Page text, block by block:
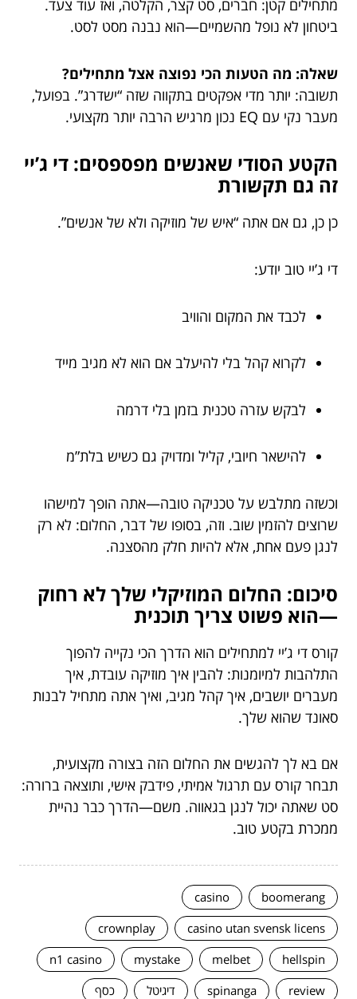
מתחילים קטן: חברים, סט קצר, הקלטה, ואז עוד צעד.
ביטחון לא נופל מהשמיים—הוא נבנה מסט לסט.
שאלה: מה הטעות הכי נפוצה אצל מתחילים?
תשובה: יותר מדי אפקטים בתקווה שזה “ישדרג”. בפועל,
מעבר נקי עם EQ נכון מרגיש הרבה יותר מקצועי.
הקטע הסודי שאנשים מפספסים: די ג’יי
זה גם תקשורת
כן כן, גם אם אתה “איש של מוזיקה ולא של אנשים”.
די ג’יי טוב יודע:
לכבד את המקום והוויב
לקרוא קהל בלי להיעלב אם הוא לא מגיב מייד
לבקש עזרה טכנית בזמן בלי דרמה
להישאר חיובי, קליל ומדויק גם כשיש בלת”מ
וכשזה מתלבש על טכניקה טובה—אתה הופך למישהו
שרוצים להזמין שוב. וזה, בסופו של דבר, החלום: לא רק
לנגן פעם אחת, אלא להיות חלק מהסצנה.
סיכום: החלום המוזיקלי שלך לא רחוק
—הוא פשוט צריך תוכנית
קורס די ג’יי למתחילים הוא הדרך הכי נקייה להפוך
התלהבות למיומנות: להבין איך מוזיקה עובדת, איך
מעברים יושבים, איך קהל מגיב, ואיך אתה מתחיל לבנות
סאונד שהוא שלך.
אם בא לך להגשים את החלום הזה בצורה מקצועית,
תבחר קורס עם תרגול אמיתי, פידבק אישי, ותוצאה ברורה:
סט שאתה יכול לנגן בגאווה. משם—הדרך כבר נהיית
ממכרת בקטע טוב.
boomerang
casino
casino utan svensk licens
crownplay
hellspin
melbet
mystake
n1 casino
review
spinanga דיגיטל כסף